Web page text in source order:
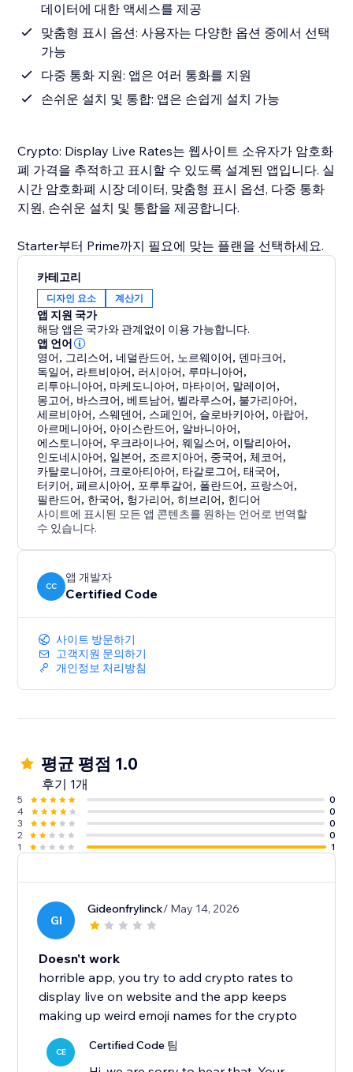
데이터에 대한 액세스를 제공
맞춤형 표시 옵션: 사용자는 다양한 옵션 중에서 선택
가능
다중 통화 지원: 앱은 여러 통화를 지원
손쉬운 설치 및 통합: 앱은 손쉽게 설치 가능
Crypto: Display Live Rates는 웹사이트 소유자가 암호화
폐 가격을 추적하고 표시할 수 있도록 설계된 앱입니다. 실
시간 암호화폐 시장 데이터, 맞춤형 표시 옵션, 다중 통화
지원, 손쉬운 설치 및 통합을 제공합니다.
Starter부터 Prime까지 필요에 맞는 플랜을 선택하세요.
카테고리
디자인 요소 계산기
앱 지원 국가
해당 앱은 국가와 관계없이 이용 가능합니다.
앱 언어
영어, 그리스어, 네덜란드어, 노르웨이어, 덴마크어,
독일어, 라트비아어, 러시아어, 루마니아어,
리투아니아어, 마케도니아어, 마타이어, 말레이어,
몽고어, 바스크어,베트남어, 벨라루스어, 불가리아어,
세르비아어, 스웨덴어, 스페인어, 슬로바키아어, 아랍어,
아르메니아어, 아이스란드어, 알바니아어,
에스토니아어, 우크라이나어,웨일스어, 이탈리아어,
인도네시아어, 일본어, 조르지아어, 중국어, 체코어,
카탈로니아어, 크로아티아어, 타갈로그어,태국어,
터키어,페르시아어, 포루투갈어, 폴란드어, 프랑스어,
필란드어, 한국어, 헝가리어,히브리어, 힌디어
사이트에 표시된 모든 앱 콘텐츠를 원하는 언어로 번역할
수 있습니다.
CC
앱 개발자
Certified Code
사이트 방문하기
고객지원 문의하기
개인정보 처리방침
평균 평점 1.0
후기 1개
5
0
4
0
3
0
2
0
1
1
GI
Gideonfrylinck/ May 14, 2026
Doesn't work
horrible app, you try to add crypto rates to
display live on website and the app keeps
making up weird emoji names for the crypto
CE Certified Code 팀